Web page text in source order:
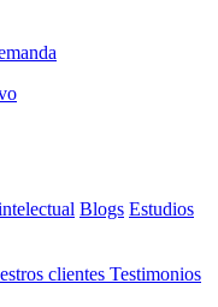
Blogs Estudios
clientes Testimonios